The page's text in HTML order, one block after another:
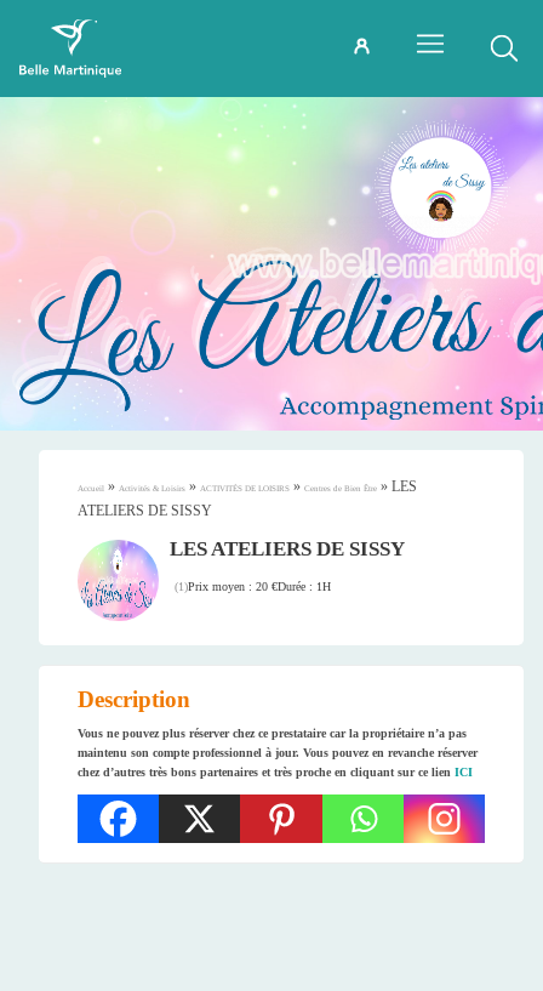
Accueil » Activités & Loisirs » ACTIVITÉS DE LOISIRS » Centres de Bien Être » LES
ATELIERS DE SISSY
LES ATELIERS DE SISSY
(1)Prix moyen : 20 €Durée : 1H
Description
Vous ne pouvez plus réserver chez ce prestataire car la propriétaire n’a pas
maintenu son compte professionnel à jour. Vous pouvez en revanche réserver
chez d’autres très bons partenaires et très proche en cliquant sur ce lien ICI